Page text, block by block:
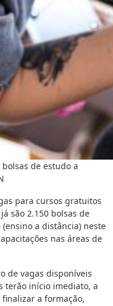
de estudo a
para cursos gratuitos
são 2.150 bolsas de
(ensino a distância) neste
nas áreas de
de vagas disponíveis
terão início imediato, a
a formação,